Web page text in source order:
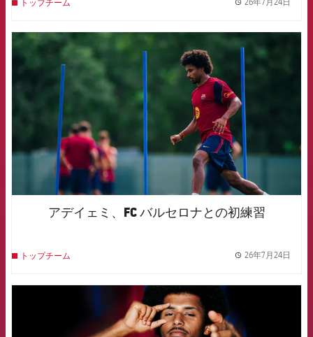
トップチーム
FCB Barcelona badge
アデイェミ、FC バルセロナとの初練習
トップチーム 26年7月24日
FCB Barcelona badge